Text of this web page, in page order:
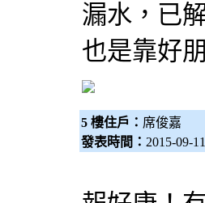
漏水，已
也是靠好
5 樓住戶： 席俊嘉
發表時間： 2015-09-11